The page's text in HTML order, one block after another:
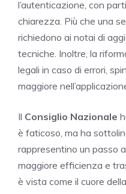
l’autenticazione, con
chiarezza. Più che una
richiedono ai notai di
tecniche. Inoltre, la
legali in caso di errori,
maggiore
Il Consiglio Nazionale
è faticoso, ma ha
rappresentino un passo
maggiore efficienza e
è vista come il cuore